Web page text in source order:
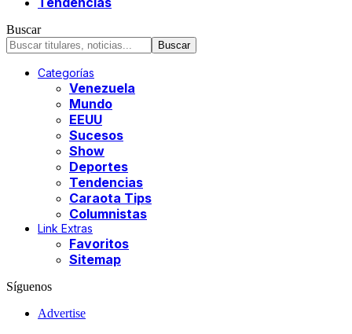
Buscar
Categorías
Venezuela
Mundo
EEUU
Sucesos
Show
Deportes
Tendencias
Caraota Tips
Columnistas
Link Extras
Favoritos
Sitemap
Síguenos
Advertise